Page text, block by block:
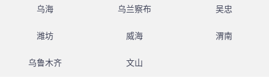
乌海 乌兰察布 吴忠
潍坊 威海 渭南
乌鲁木齐 文山